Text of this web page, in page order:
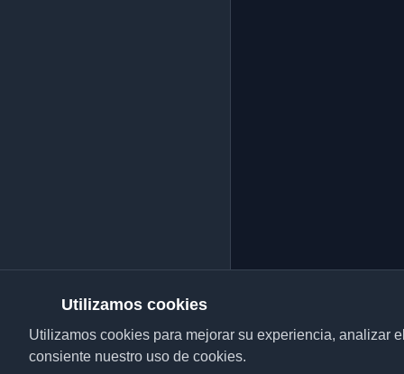
Utilizamos cookies
Utilizamos cookies para mejorar su experiencia, analizar
consiente nuestro uso de cookies.